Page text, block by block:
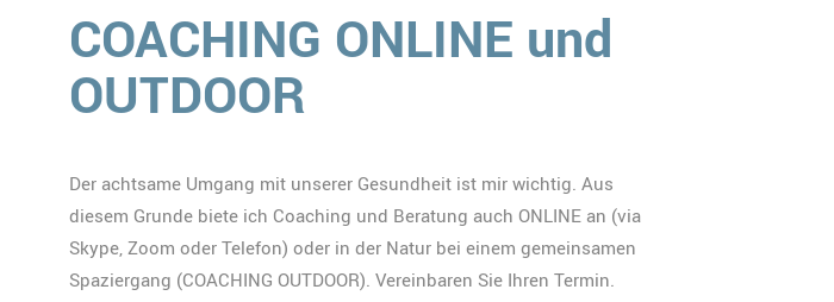
COACHING ONLINE und
OUTDOOR
Der achtsame Umgang mit unserer Gesundheit ist mir wichtig. Aus
diesem Grunde biete ich Coaching und Beratung auch ONLINE an (via
Skype, Zoom oder Telefon) oder in der Natur bei einem gemeinsamen
Spaziergang (COACHING OUTDOOR). Vereinbaren Sie Ihren Termin.